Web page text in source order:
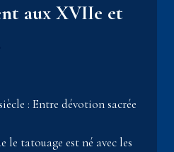
aux XVIIe et
: Entre dévotion sacrée
le tatouage est né avec les